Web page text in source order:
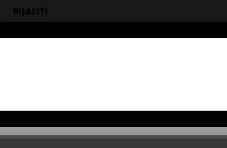
RIJALITI